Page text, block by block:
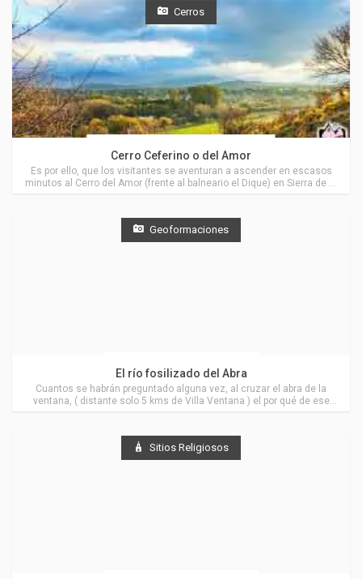
Cerros
Cerro Ceferino o del Amor
Es por ello, que los visitantes se aventuran a ascender en escasos
minutos al Cerro del Amor (frente al balneario el Dique) en Sierra de la
Geoformaciones
El río fosilizado del Abra
Cuantos se habrán preguntado alguna vez, al cruzar el abra de la
ventana, ( distante solo 5 kms de Villa Ventana ) el por qué de ese
Sitios Religiosos